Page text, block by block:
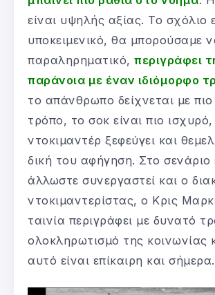
είναι υψηλής αξίας. Το σχόλιο
υποκειμενικό, θα μπορούσαμε
παραληρηματικό, περιγράφει
παράνοια με έναν ιδιόμορφο
το απάνθρωπο δείχνεται με
τρόπο, το σοκ είναι πιο
ντοκιμαντέρ ξεφεύγει και
δική του αφήγηση. Στο σενάριο
άλλωστε συνεργαστεί και ο
ντοκιμαντερίστας, ο Κρις
ταινία περιγράφει με δυνατό
ολοκληρωτισμό της κοινωνίας
αυτό είναι επίκαιρη και σήμερα.